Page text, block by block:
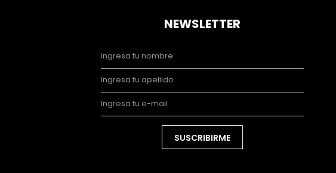
NEWSLETTER
SUSCRIBIRME